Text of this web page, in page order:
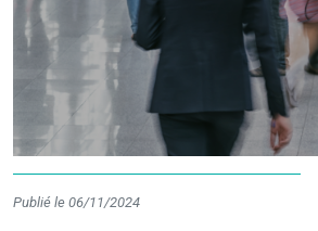
Publié le 06/11/2024